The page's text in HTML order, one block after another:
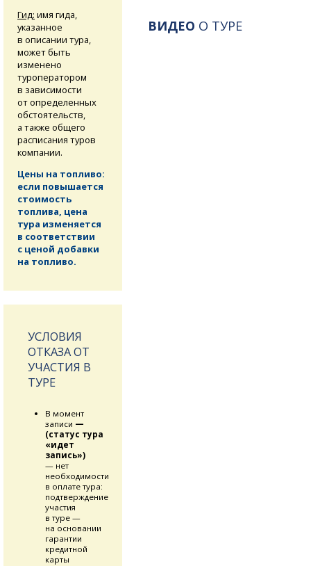
ВИДЕО О ТУРЕ
Гид: имя гида,
указанное
в описании тура,
может быть
изменено
туроператором
в зависимости
от определенных
обстоятельств,
а также общего
расписания туров
компании.
Цены на топливо:
если повышается
стоимость
топлива, цена
тура изменяется
в соответствии
с ценой добавки
на топливо.
УСЛОВИЯ
ОТКАЗА ОТ
УЧАСТИЯ В
ТУРЕ
В момент
записи —
(статус тура
«идет
запись»)
— нет
необходимости
в оплате тура:
подтверждение
участия
в туре —
на основании
гарантии
кредитной
карты